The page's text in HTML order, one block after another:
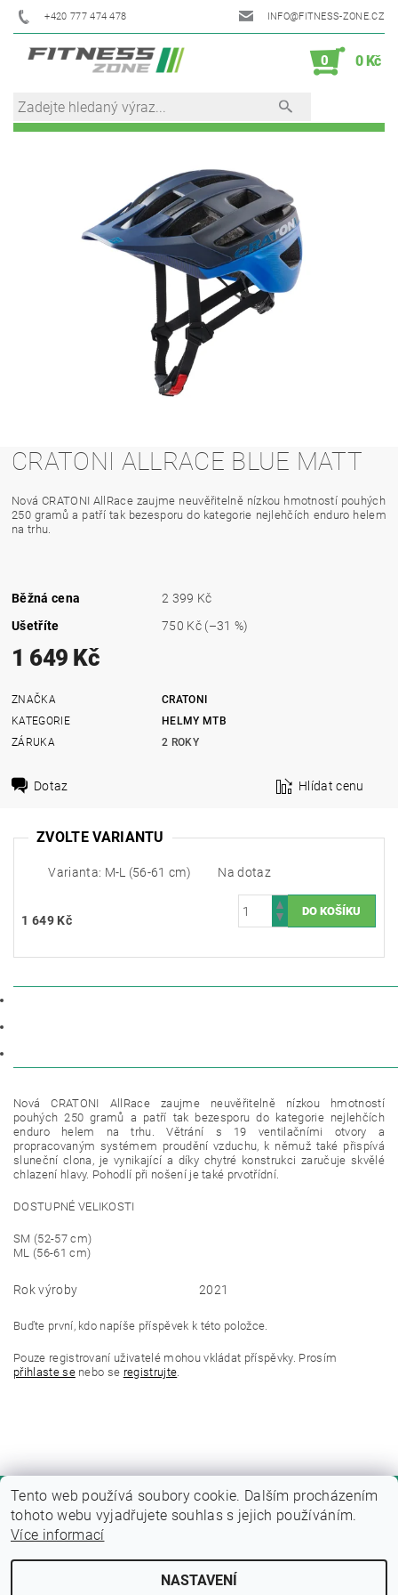
+420 777 474 478 INFO@FITNESS-ZONE.CZ
0 0 Kč
CRATONI ALLRACE BLUE MATT
Nová CRATONI AllRace zaujme neuvěřitelně nízkou hmotností pouhých
250 gramů a patří tak bezesporu do kategorie nejlehčích enduro helem
na trhu.
Běžná cena
2 399 Kč
Ušetříte
750 Kč (–31 %)
1 649 Kč
ZNAČKA
CRATONI
KATEGORIE
HELMY MTB
ZÁRUKA
2 ROKY
Dotaz Hlídat cenu
ZVOLTE VARIANTU
Varianta: M-L (56-61 cm) Na dotaz
1 649 Kč
Nová CRATONI AllRace zaujme neuvěřitelně nízkou hmotností
pouhých 250 gramů a patří tak bezesporu do kategorie nejlehčích
enduro helem na trhu.Větrání s 19 ventilačními otvory a
propracovaným systémem proudění vzduchu, k němuž také přispívá
sluneční clona, ​​je vynikající a díky chytré konstrukci zaručuje skvělé
chlazení hlavy. Pohodlí při nošení je také prvotřídní.
DOSTUPNÉ VELIKOSTI
SM (52-57 cm)
ML (56-61 cm)
Rok výroby 2021
Buďte první, kdo napíše příspěvek k této položce.
Pouze registrovaní uživatelé mohou vkládat příspěvky. Prosím
přihlaste senebo se registrujte.
Tento web používá soubory cookie. Dalším procházením
tohoto webu vyjadřujete souhlas s jejich používáním.
Více informací
NASTAVENÍ